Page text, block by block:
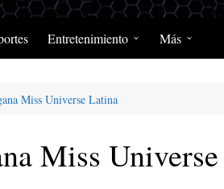
Entretenimiento
MerengClásicos
Más
Miss Universe Latina
Miss